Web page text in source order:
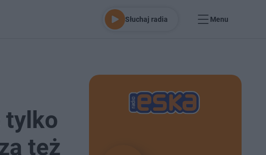
Słuchaj radia Menu
tylko
też